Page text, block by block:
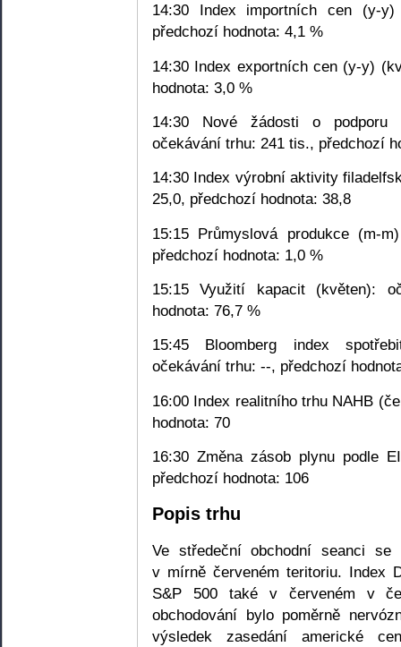
14:30 Index importních cen (y-
předchozí hodnota: 4,1 %
14:30 Index exportních cen (y-y)
hodnota: 3,0 %
14:30 Nové žádosti o podporu
očekávání trhu: 241 tis., předchozí
14:30 Index výrobní aktivity
25,0, předchozí hodnota: 38,8
15:15 Průmyslová produkce (m-
předchozí hodnota: 1,0 %
15:15 Využití kapacit (květen):
hodnota: 76,7 %
15:45 Bloomberg index
očekávání trhu: --, předchozí
16:00 Index realitního trhu NAHB
hodnota: 70
16:30 Změna zásob plynu podle
předchozí hodnota: 106
Popis trhu
Ve středeční obchodní seanci
v mírně červeném teritoriu. Index
S&P 500 také v červeném v
obchodování bylo poměrně
výsledek zasedání americké